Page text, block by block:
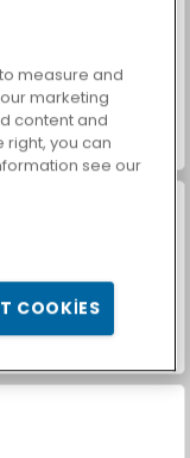
Sosyal İskambil
measure and
marketing
content and
right, you can
see our
COOKIES